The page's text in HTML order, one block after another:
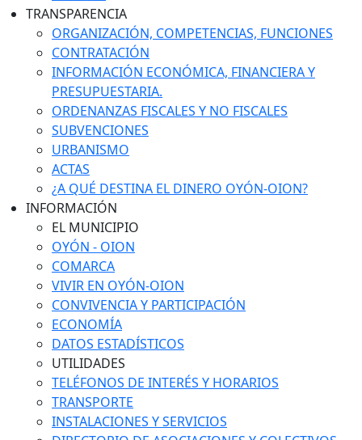
TRANSPARENCIA
ORGANIZACIÓN, COMPETENCIAS, FUNCIONES
CONTRATACIÓN
INFORMACIÓN ECONÓMICA, FINANCIERA Y
PRESUPUESTARIA.
ORDENANZAS FISCALES Y NO FISCALES
SUBVENCIONES
URBANISMO
ACTAS
¿A QUÉ DESTINA EL DINERO OYÓN-OION?
INFORMACIÓN
EL MUNICIPIO
OYÓN - OION
COMARCA
VIVIR EN OYÓN-OION
CONVIVENCIA Y PARTICIPACIÓN
ECONOMÍA
DATOS ESTADÍSTICOS
UTILIDADES
TELÉFONOS DE INTERÉS Y HORARIOS
TRANSPORTE
INSTALACIONES Y SERVICIOS